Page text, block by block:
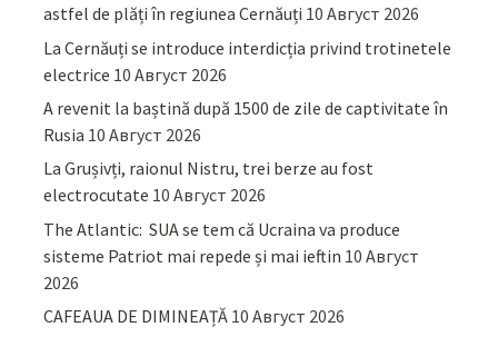
astfel de plăți în regiunea Cernăuți 10 Август 2026
La Cernăuți se introduce interdicția privind trotinetele
electrice 10 Август 2026
A revenit la baștină după 1500 de zile de captivitate în
Rusia 10 Август 2026
La Grușivți, raionul Nistru, trei berze au fost
electrocutate 10 Август 2026
The Atlantic: SUA se tem că Ucraina va produce
sisteme Patriot mai repede și mai ieftin 10 Август
2026
CAFEAUA DE DIMINEAȚĂ 10 Август 2026